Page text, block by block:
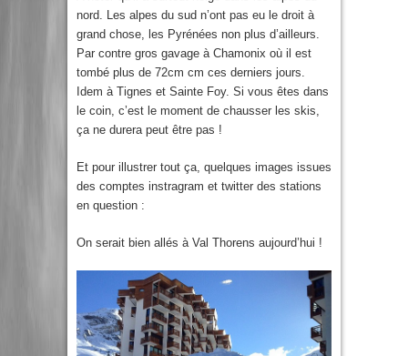
nord. Les alpes du sud n’ont pas eu le droit à
grand chose, les Pyrénées non plus d’ailleurs.
Par contre gros gavage à Chamonix où il est
tombé plus de 72cm cm ces derniers jours.
Idem à Tignes et Sainte Foy. Si vous êtes dans
le coin, c’est le moment de chausser les skis,
ça ne durera peut être pas !
Et pour illustrer tout ça, quelques images issues
des comptes instragram et twitter des stations
en question :
On serait bien allés à Val Thorens aujourd’hui !